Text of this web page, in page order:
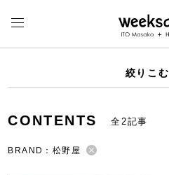
絞りこむ
CONTENTS 全2記事
BRAND：松野屋